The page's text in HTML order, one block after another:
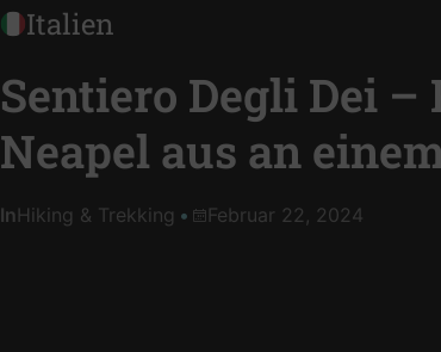
Italien
Sentiero Degli Dei
Neapel aus an
InHiking & Trekking Februar 22, 2024